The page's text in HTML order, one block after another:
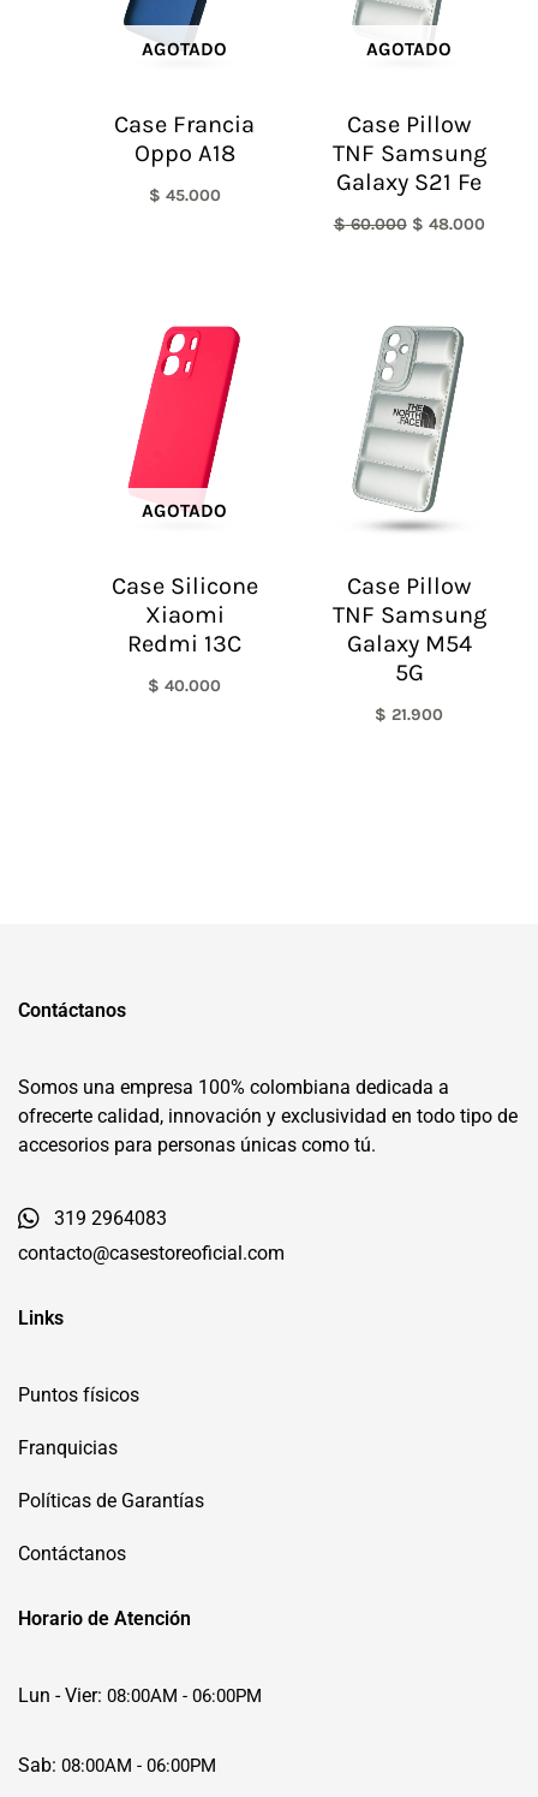
AGOTADO
Case Francia
Oppo A18
$ 45.000
AGOTADO
Case Pillow
TNF Samsung
Galaxy S21 Fe
$60.000 $ 48.000
AGOTADO
Case Silicone
Xiaomi
Redmi 13C
$ 40.000
Case Pillow
TNF Samsung
Galaxy M54
5G
$ 21.900
Contáctanos
Somos una empresa 100% colombiana dedicada a
ofrecerte calidad, innovación y exclusividad en todo tipo de
accesorios para personas únicas como tú.
319 2964083
contacto@casestoreoficial.com
Links
Puntos físicos
Franquicias
Políticas de Garantías
Contáctanos
Horario de Atención
Lun - Vier: 08:00AM - 06:00PM
Sab: 08:00AM - 06:00PM